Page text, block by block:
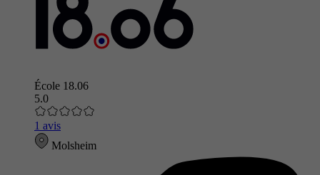
École 18.06
5.0
1 avis
Molsheim